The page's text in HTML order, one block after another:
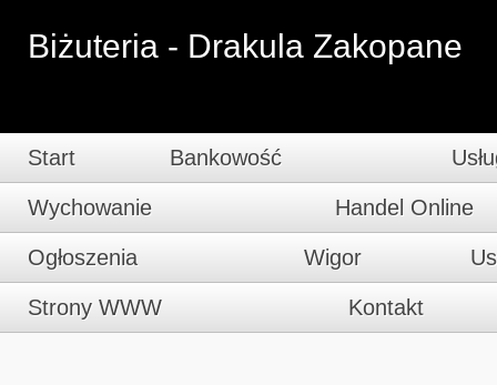
Biżuteria - Drakula Zakopane
Start Bankowość
Wychowanie Handel Online
Ogłoszenia Wigor
Strony WWW Kontakt